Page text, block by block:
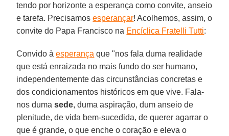
tendo por horizonte a esperança como convite, anseio
e tarefa. Precisamosesperançar! Acolhemos, assim, o
convite do Papa Francisco na Encíclica Fratelli Tutti:
Convido àesperança que "nos fala duma realidade
que está enraizada no mais fundo do ser humano,
independentemente das circunstâncias concretas e
dos condicionamentos históricos em que vive. Fala-
nos dumasede, duma aspiração, dum anseio de
plenitude, de vida bem-sucedida, de querer agarrar o
que é grande, o que enche o coração e eleva o